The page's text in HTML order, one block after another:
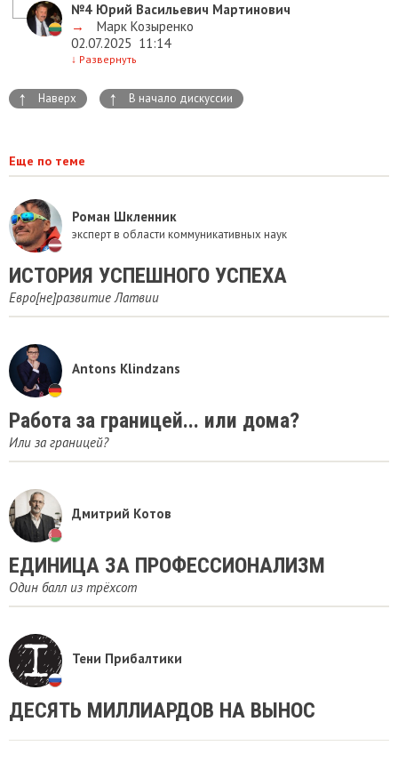
№4 Юрий Васильевич Мартинович
→
Марк Козыренко
02.07.2025 11:14
↓ Развернуть
↑ Наверх ↑ В начало дискуссии
Еще по теме
Роман Шкленник
эксперт в области коммуникативных наук
ИСТОРИЯ УСПЕШНОГО УСПЕХА
Евро[не]развитие Латвии
Antons Klindzans
Работа за границей... или дома?
Или за границей?
Дмитрий Котов
ЕДИНИЦА ЗА ПРОФЕССИОНАЛИЗМ
Один балл из трёхсот
Тени Прибалтики
ДЕСЯТЬ МИЛЛИАРДОВ НА ВЫНОС